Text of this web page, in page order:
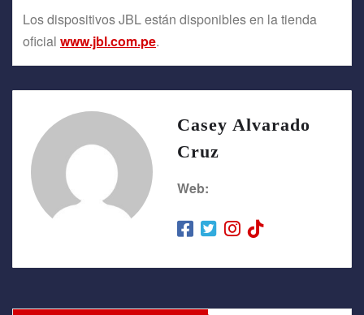
Los dispositivos JBL están disponibles en la tienda
oficial www.jbl.com.pe.
Casey Alvarado
Cruz
Web: